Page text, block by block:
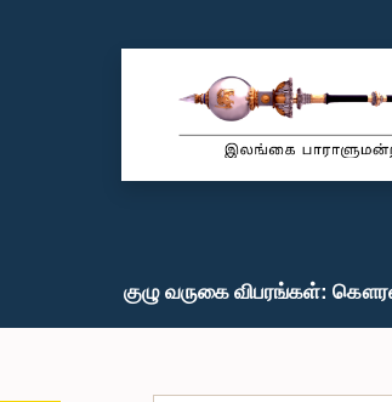
குழு வருகை விபரங்கள்: